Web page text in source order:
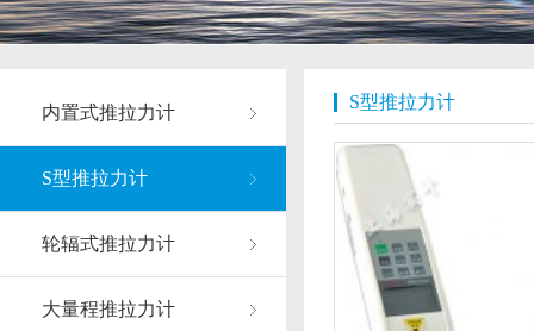
内置式推拉力计
S型推拉力计
轮辐式推拉力计
大量程推拉力计
S型推拉力计